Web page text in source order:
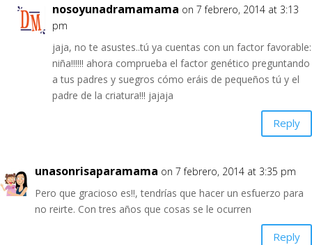
nosoyunadramamama on 7 febrero, 2014 at 3:13
pm
jaja, no te asustes..tú ya cuentas con un factor favorable:
niña!!!!!! ahora comprueba el factor genético preguntando
a tus padres y suegros cómo eráis de pequeños tú y el
padre de la criatura!!! jajaja
Reply
unasonrisaparamama on 7 febrero, 2014 at 3:35 pm
Pero que gracioso es!!, tendrías que hacer un esfuerzo para
no reirte. Con tres años que cosas se le ocurren
Reply